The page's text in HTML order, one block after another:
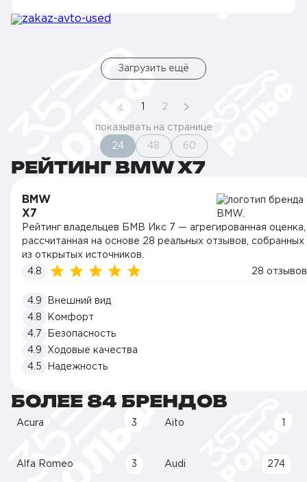
Загрузить ещё
2
показывать на странице
24 48 60
РЕЙТИНГ BMW X7
BMW
X7
Рейтинг владельцев БМВ Икс 7 — агрегированная оценка,
рассчитанная на основе 28 реальных отзывов, собранных
из открытых источников.
4.8
28 отзывов
4.9
Внешний вид
4.8
Комфорт
4.7
Безопасность
4.9
Ходовые качества
4.5
Надежность
БОЛЕЕ 84 БРЕНДОВ
Acura 3 Aito
Alfa Romeo 3 Audi 274